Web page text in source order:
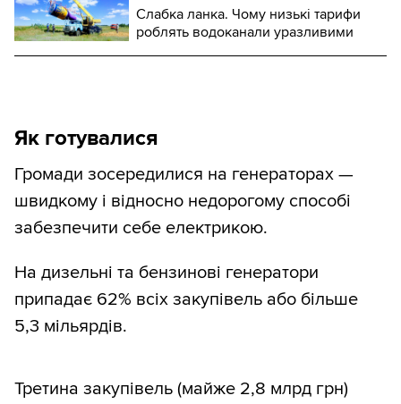
Слабка ланка. Чому низькі тарифи
роблять водоканали уразливими
Як готувалися
Громади зосередилися на генераторах —
швидкому і відносно недорогому способі
забезпечити себе електрикою.
На дизельні та бензинові генератори
припадає 62% всіх закупівель або більше
5,3 мільярдів.
Третина закупівель (майже 2,8 млрд грн)